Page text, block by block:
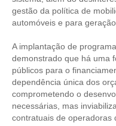
CARREIRA
AUTÔNOMOS E SERVIÇOS
NEWSLETTER
GUIA DAS ENGENHARIAS
CONTATO
gestão da política de
automóveis e para
A implantação de
demonstrado que há uma
públicos para o
dependência única dos
comprometendo o
necessárias, mas
contratuais de operadoras